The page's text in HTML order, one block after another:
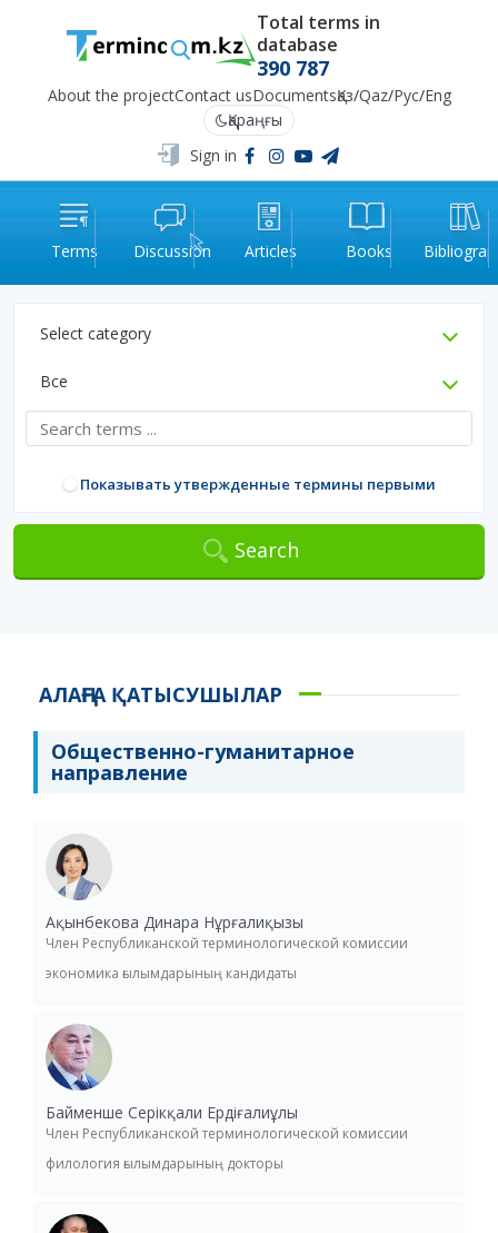
Total terms in
database
390 787
About the projectContact usDocumentsҚаз/Qaz/Рус/Eng
Қараңғы
Sign in
Terms Discussion Articles Books
Select category
Все
Показывать утвержденные термины первыми
Search
АЛАҢҒА ҚАТЫСУШЫЛАР
Общественно-гуманитарное
направление
Ақынбекова Динара Нұрғалиқызы
Член Республиканской терминологической комиссии
экономика ғылымдарының кандидаты
Байменше Серікқали Ердіғалиұлы
Член Республиканской терминологической комиссии
филология ғылымдарының докторы